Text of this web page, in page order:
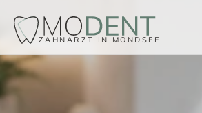
ZAHNARZT IN MONDSEE
ÜBER UNS